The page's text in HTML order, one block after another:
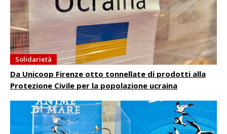
Solidarietà
Da Unicoop Firenze otto tonnellate di prodotti alla
Protezione Civile per la popolazione ucraina